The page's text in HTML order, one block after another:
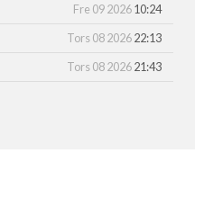
Fre 09 202610:24
Tors 08 202622:13
Tors 08 202621:43